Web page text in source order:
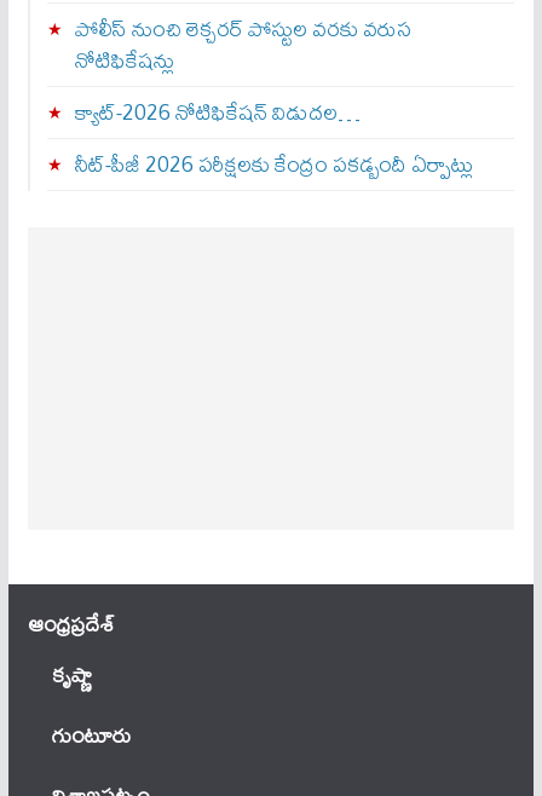
పోలీస్ నుంచి లెక్చరర్ పోస్టుల వరకు వరుస
నోటిఫికేషన్లు
క్యాట్-2026 నోటిఫికేషన్ విడుదల…
నీట్-పీజీ 2026 పరీక్షలకు కేంద్రం పకడ్బందీ ఏర్పాట్లు
ఆంధ్ర‌ప్ర‌దేశ్
కృష్ణా
గుంటూరు